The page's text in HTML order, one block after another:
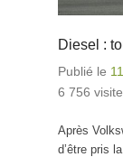
Diesel :
Publié le
6 756
Après
d’être pris